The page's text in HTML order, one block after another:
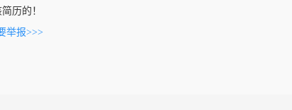
历的！
举报>>>